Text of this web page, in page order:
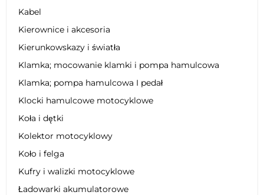
Kabel
Kierownice i akcesoria
Kierunkowskazy i światła
Klamka; mocowanie klamki i pompa hamulcowa
Klamka; pompa hamulcowa I pedał
Klocki hamulcowe motocyklowe
Koła i dętki
Kolektor motocyklowy
Koło i felga
Kufry i walizki motocyklowe
Ładowarki akumulatorowe